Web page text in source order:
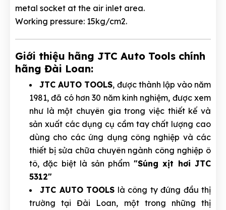
metal socket at the air inlet area.
Working pressure: 15kg/cm2.
Giới thiệu hãng JTC Auto Tools chính
hãng Đài Loan:
JTC AUTO TOOLS, được thành lập vào năm
1981, đã có hơn 30 năm kinh nghiệm, được xem
như là một chuyên gia trong việc thiết kế và
sản xuất các dụng cụ cầm tay chất lượng cao
dùng cho các ứng dụng công nghiệp và các
thiết bị sửa chữa chuyên ngành công nghiệp ô
tô, đặc biệt là sản phẩm "Súng xịt hơi JTC
5312"
JTC AUTO TOOLS là công ty đứng đầu thị
trường tại Đài Loan, một trong những thị